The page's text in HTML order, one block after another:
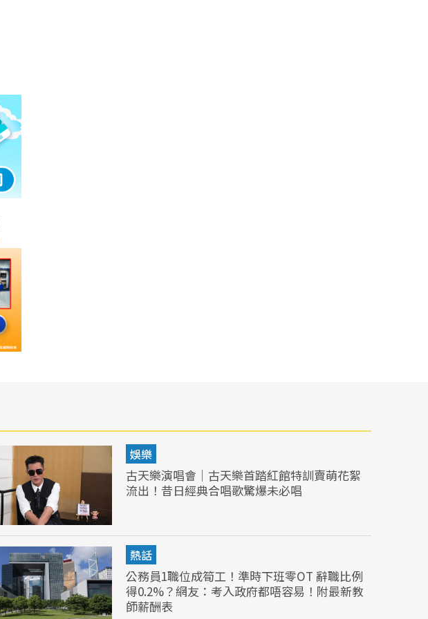
娛樂
古天樂演唱會｜古天樂首踏紅館特訓賣萌花絮
流出！昔日經典合唱歌驚爆未必唱
熱話
公務員1職位成筍工！準時下班零OT 辭職比例
得0.2%？網友：考入政府都唔容易！附最新教
師薪酬表